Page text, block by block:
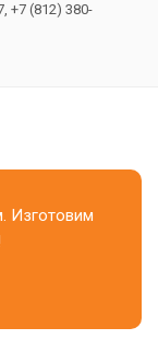
+7 (812) 380-
Изготовим